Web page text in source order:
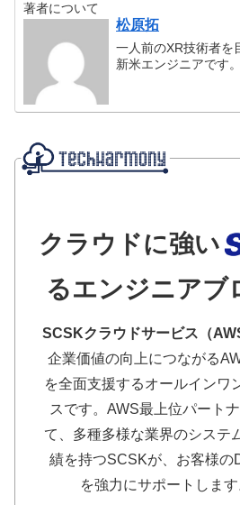
著者について
松原拓
一人前のXR技術者を
新米エンジニアです。
クラウドに強い
るエンジニアブ
SCSKクラウドサービス（
企業価値の向上につながる
を全面支援するオールインワ
スです。AWS最上位パート
て、多種多様な業界のシステ
績を持つSCSKが、お客様の
を強力にサポートします